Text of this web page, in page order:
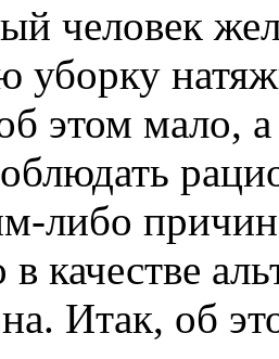
человек
уборку
этом мало,
либо
в качестве
Итак, об